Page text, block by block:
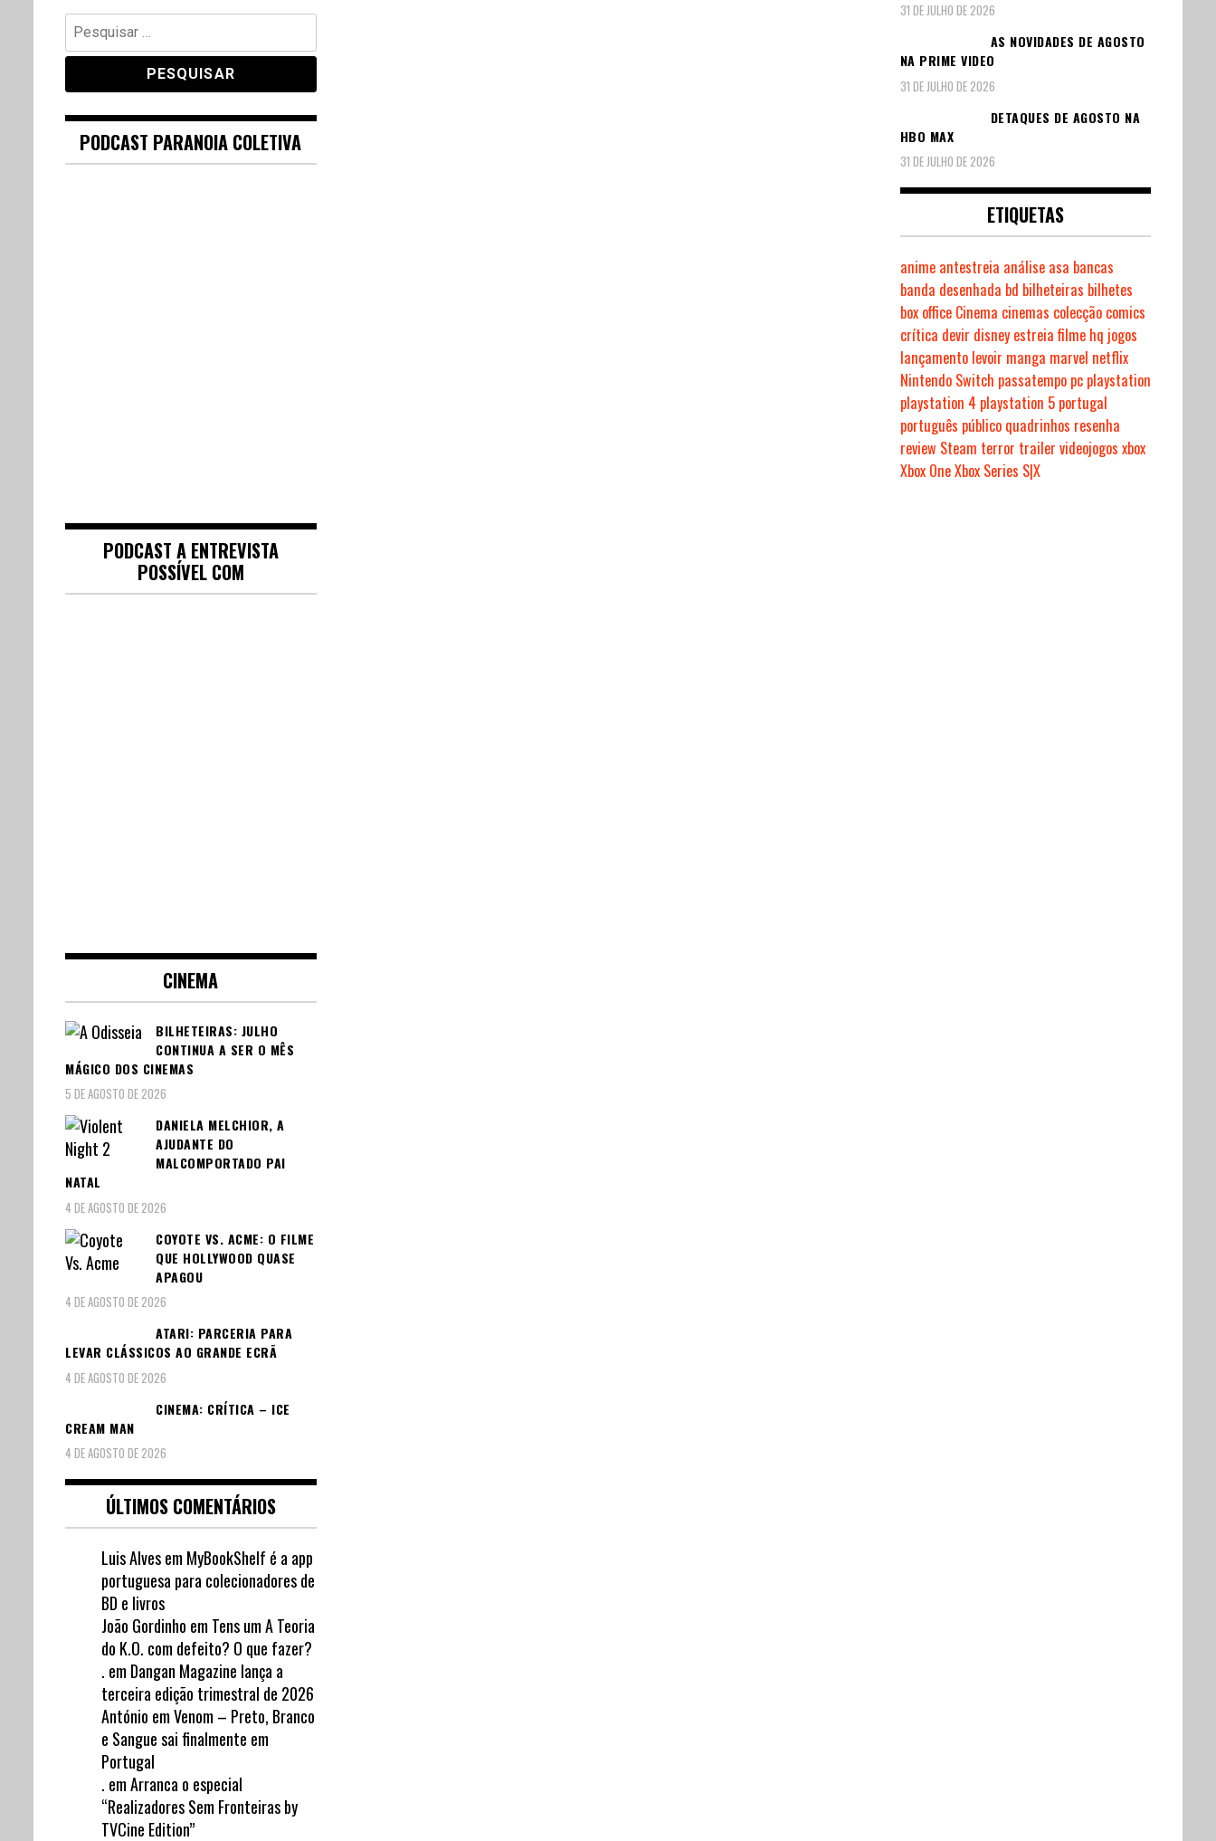
Pesquisar
por:
PODCAST PARANOIA COLETIVA
PODCAST A ENTREVISTA
POSSÍVEL COM
CINEMA
BILHETEIRAS: JULHO
CONTINUA A SER O MÊS
MÁGICO DOS CINEMAS
5 DE AGOSTO DE 2026
DANIELA MELCHIOR, A
AJUDANTE DO
MALCOMPORTADO PAI
NATAL
4 DE AGOSTO DE 2026
COYOTE VS. ACME: O FILME
QUE HOLLYWOOD QUASE
APAGOU
4 DE AGOSTO DE 2026
ATARI: PARCERIA PARA
LEVAR CLÁSSICOS AO GRANDE ECRÃ
4 DE AGOSTO DE 2026
CINEMA: CRÍTICA – ICE
CREAM MAN
4 DE AGOSTO DE 2026
ÚLTIMOS COMENTÁRIOS
Luis Alvesem MyBookShelf é a app
portuguesa para colecionadores de
BD e livros
João Gordinho em Tens um A Teoria
do K.O. com defeito? O que fazer?
. em Dangan Magazine lança a
terceira edição trimestral de 2026
António emVenom – Preto, Branco
e Sangue sai finalmente em
Portugal
. emArranca o especial
“Realizadores Sem Fronteiras by
TVCine Edition”
31 DE JULHO DE 2026
AS NOVIDADES DE AGOSTO
NA PRIME VIDEO
31 DE JULHO DE 2026
DETAQUES DE AGOSTO NA
HBO MAX
31 DE JULHO DE 2026
ETIQUETAS
anime antestreia análise asa bancas
banda desenhada bd bilheteiras bilhetes
box office Cinema cinemas colecção comics
crítica devir disney estreiafilme hq jogos
lançamento levoir manga marvel netflix
Nintendo Switch passatempo pc playstation
playstation 4 playstation 5 portugal
português público quadrinhos resenha
review Steam terror trailer videojogos xbox
Xbox OneXbox Series S|X